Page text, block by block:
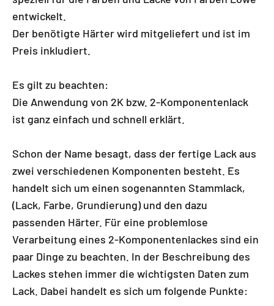
entwickelt.
Der benötigte Härter wird mitgeliefert und ist im
Preis inkludiert.
Es gilt zu beachten:
Die Anwendung von 2K bzw. 2-Komponentenlack
ist ganz einfach und schnell erklärt.
Schon der Name besagt, dass der fertige Lack aus
zwei verschiedenen Komponenten besteht. Es
handelt sich um einen sogenannten Stammlack,
(Lack, Farbe, Grundierung) und den dazu
passenden Härter. Für eine problemlose
Verarbeitung eines 2-Komponentenlackes sind ein
paar Dinge zu beachten. In der Beschreibung des
Lackes stehen immer die wichtigsten Daten zum
Lack. Dabei handelt es sich um folgende Punkte: